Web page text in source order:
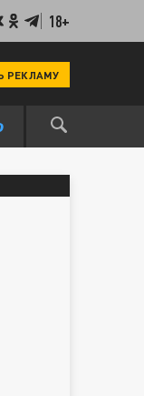
18+
РЕКЛАМУ